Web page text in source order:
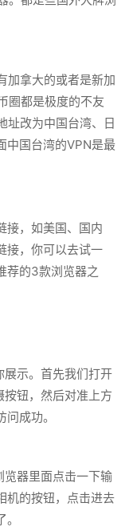
加拿大的或者是新加
圈都是极度的不友
址改为中国台湾、日
中国台湾的VPN是最
接，如美国、国内
接，你可以去试一
荐的3款浏览器之
示。首先我们打开
钮，然后对准上方
成功。
器里面点击一下输
机的按钮，点击进去